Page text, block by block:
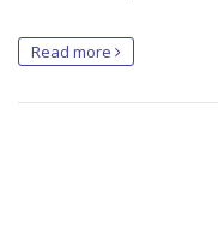
Read more